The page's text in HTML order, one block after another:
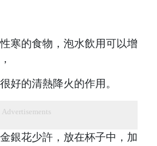
寒的食物，泡水飲用可以增
好的清熱降火的作用。
Advertisements
銀花少許，放在杯子中，加